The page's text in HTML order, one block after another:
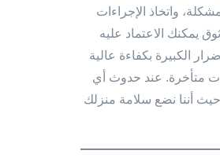
واتخاذ الإجراءات
يمكنك الاعتماد عليه
الكبيرة بكفاءة عالية
متأخرة. عند حدوث أي
أننا نضع سلامة منزلك